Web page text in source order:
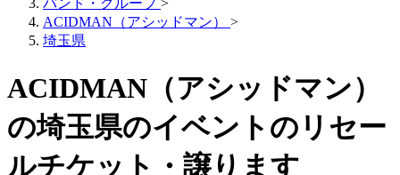
バンド・グループ >
ACIDMAN（アシッドマン）
>
埼玉県
ACIDMAN（アシッドマン）
の埼玉県のイベントのリセー
ルチケット・譲ります